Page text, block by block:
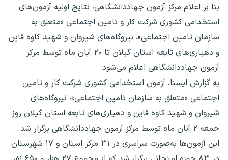
بنا بر اعلام مرکز آزمون جهاددانشگاهی، نتایج اولیه آزمون‌های
استخدامی کشوری شرکت کار و تامین اجتماعی «متعلق به
سازمان تامین اجتماعی»، نیروگاه‌های شیروان و شهید کاوه قاین
و دهیاری‌های تابعه استان گیلان تا ۲۰ آبان ماه توسط مرکز
آزمون جهاددانشگاهی اعلام می‌شود.
به گزارش ایسنا، آزمون استخدامی کشوری شرکت کار و تامین
اجتماعی «متعلق به سازمان تامین اجتماعی»، نیروگاه‌های
شیروان و شهید کاوه قاین و دهیاری‌های تابعه استان گیلان روز
جمعه ۲ آبان ماه توسط مرکز آزمون جهاددانشگاهی برگزار شد.
این آزمون‌ها به‌صورت سراسری در ۳۱ مرکز استان و ۱۷ شهرستان